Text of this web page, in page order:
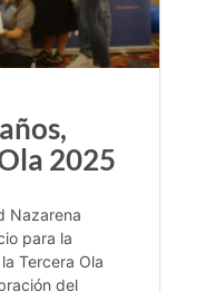
2025
Nazarena
para la
Tercera Ola
del